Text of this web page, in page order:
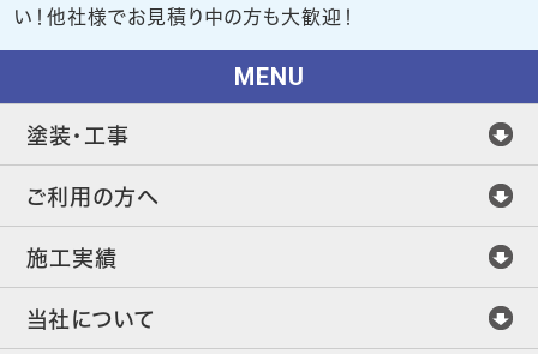
い！他社様でお見積り中の方も大歓迎！
MENU
塗装・工事
ご利用の方へ
施工実績
当社について